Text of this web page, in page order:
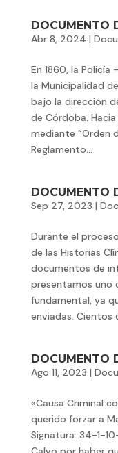
DOCUMENTO
Abr 8, 2024 |
En 1860, la
la Municipalidad
bajo la dirección
de Córdoba.
mediante “Orden
Reglamento...
DOCUMENTO
Sep 27, 2023 |
Durante el
de las Historias
documentos de
presentamos uno
fundamental, ya
enviadas. Cientos
DOCUMENTO
Ago 11, 2023 |
«Causa Criminal
querido forzar a
Signatura: 34-1-